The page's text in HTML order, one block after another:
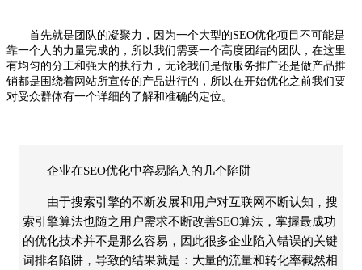
首先就是团队的凝聚力，因为一个大型的SEO优化项目不可能是
靠一个人的力量完成的，所以我们需要一个高度团结的团队，在这里
有均匀的分工和强大的执行力，无论我们是做服务推广还是做产品推
销都是围绕着网站所宣传的产品进行的，所以在开始优化之前我们要
对受众群体有一个详细的了解和准确的定位。
企业在SEO优化中容易陷入的几个陷阱
由于搜索引擎的不断发展和用户对互联网不断认知，搜
索引擎算法也随之用户需求不断改善SEO算法，掌握最成功
的优化技术并不是那么容易，因此很多企业陷入错误的关键
词排名陷阱，导致的结果就是：大量的流量和转化率截然相